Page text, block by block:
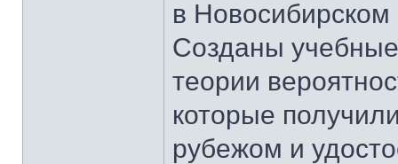
в Новосибирском
Созданы
теории
которые
рубежом и